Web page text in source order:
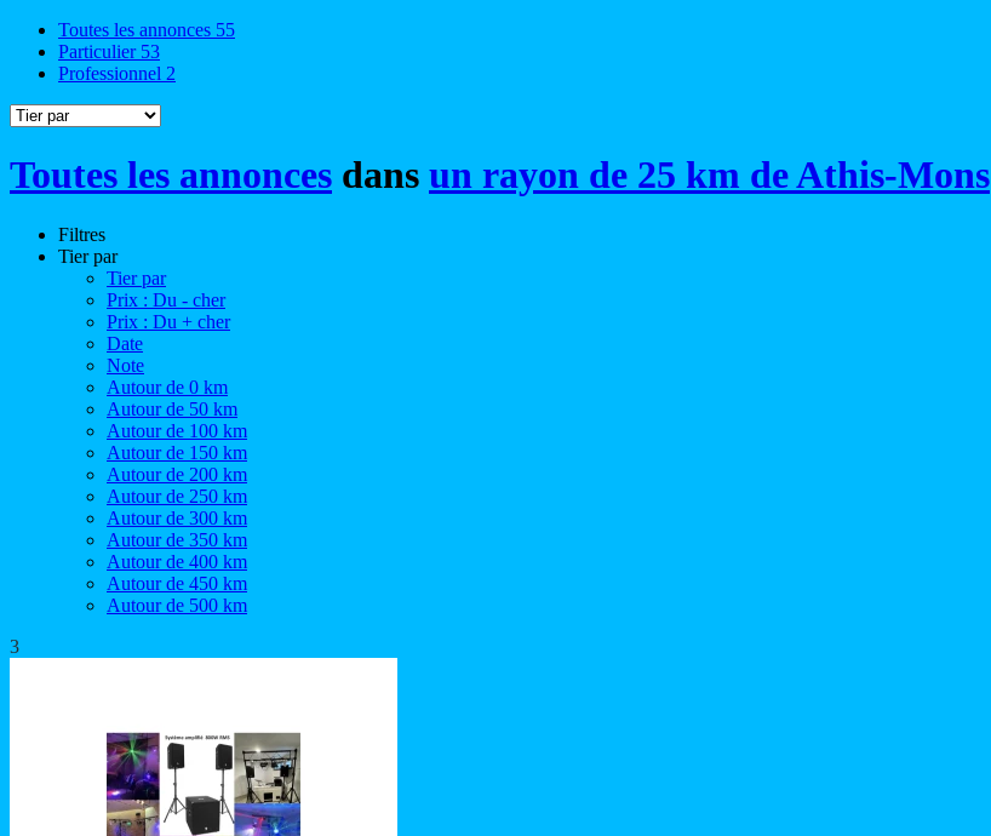
Toutes les annonces 55
Particulier 53
Professionnel 2
Toutes les annonces dans un rayon de 25 km de Athis-Mons
Filtres
Tier par
Tier par
Prix : Du - cher
Prix : Du + cher
Date
Note
Autour de 0 km
Autour de 50 km
Autour de 100 km
Autour de 150 km
Autour de 200 km
Autour de 250 km
Autour de 300 km
Autour de 350 km
Autour de 400 km
Autour de 450 km
Autour de 500 km
3